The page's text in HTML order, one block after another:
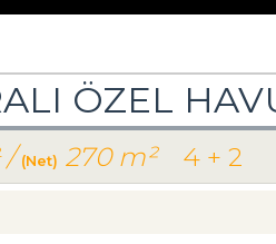
ÖZEL
/(Net) 270 m² 4 + 2